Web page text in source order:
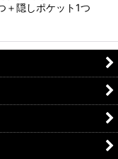
＋隠しポケット1つ